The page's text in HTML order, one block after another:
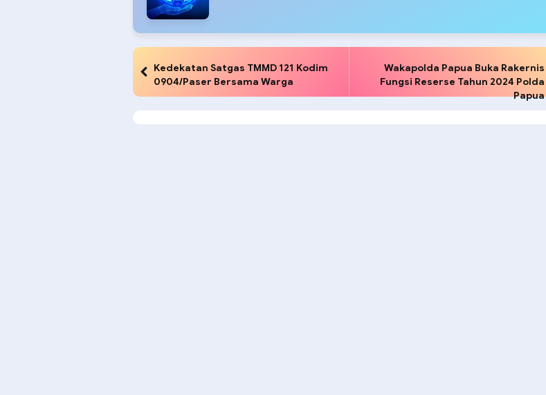
Kedekatan Satgas TMMD 121 Kodim
0904/Paser Bersama Warga
Wakapolda Papua Buka Rakernis
Fungsi Reserse Tahun 2024 Polda
Papua